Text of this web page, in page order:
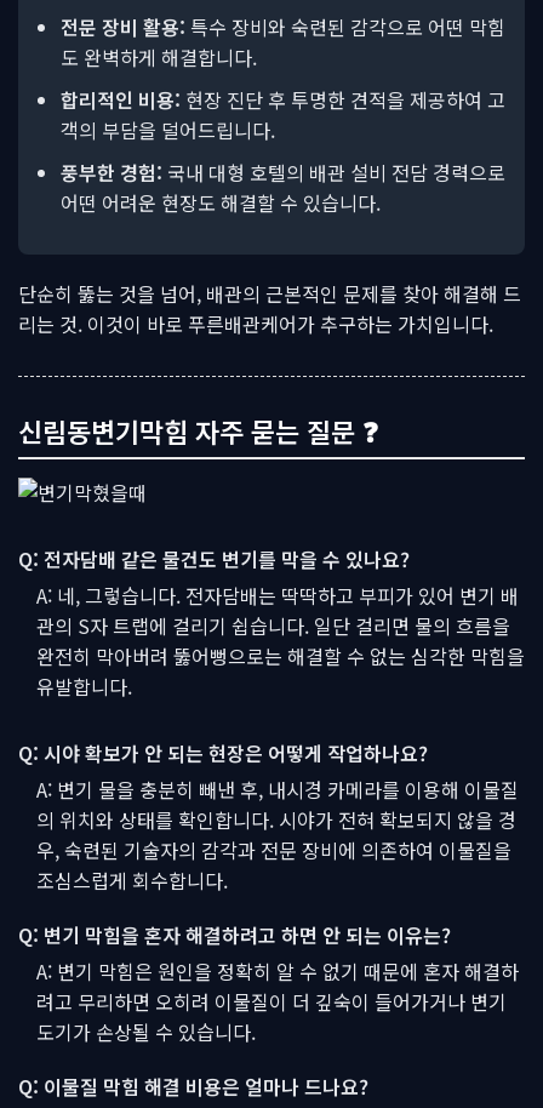
전문 장비 활용: 특수 장비와 숙련된 감각으로 어떤 막힘
도 완벽하게 해결합니다.
합리적인 비용: 현장 진단 후 투명한 견적을 제공하여 고
객의 부담을 덜어드립니다.
풍부한 경험: 국내 대형 호텔의 배관 설비 전담 경력으로
어떤 어려운 현장도 해결할 수 있습니다.
단순히 뚫는 것을 넘어, 배관의 근본적인 문제를 찾아 해결해 드
리는 것. 이것이 바로 푸른배관케어가 추구하는 가치입니다.
신림동변기막힘 자주 묻는 질문 ❓
Q: 전자담배 같은 물건도 변기를 막을 수 있나요?
A: 네, 그렇습니다. 전자담배는 딱딱하고 부피가 있어 변기 배
관의 S자 트랩에 걸리기 쉽습니다. 일단 걸리면 물의 흐름을
완전히 막아버려 뚫어뻥으로는 해결할 수 없는 심각한 막힘을
유발합니다.
Q: 시야 확보가 안 되는 현장은 어떻게 작업하나요?
A: 변기 물을 충분히 빼낸 후, 내시경 카메라를 이용해 이물질
의 위치와 상태를 확인합니다. 시야가 전혀 확보되지 않을 경
우, 숙련된 기술자의 감각과 전문 장비에 의존하여 이물질을
조심스럽게 회수합니다.
Q: 변기 막힘을 혼자 해결하려고 하면 안 되는 이유는?
A: 변기 막힘은 원인을 정확히 알 수 없기 때문에 혼자 해결하
려고 무리하면 오히려 이물질이 더 깊숙이 들어가거나 변기
도기가 손상될 수 있습니다.
Q: 이물질 막힘 해결 비용은 얼마나 드나요?